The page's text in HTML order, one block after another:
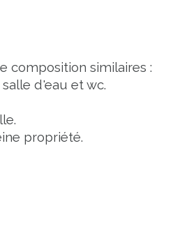
composition similaires :
d'eau et wc.
propriété.